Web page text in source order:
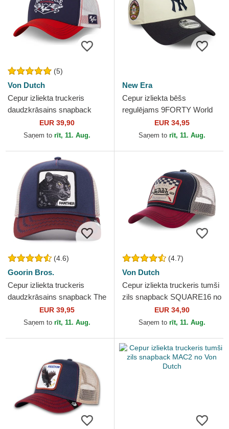
(5)
Von Dutch
Cepur izliekta truckeris
daudzkrāsains snapback
MOTO CT 24 MotoGP no
MotoGP no Von Dutch
EUR 39,90
Saņem to rīt, 11. Aug.
New Era
Cepur izliekta bēšs
regulējams 9FORTY World
Series no New York Yankees
MLB no New Era
EUR 34,95
Saņem to rīt, 11. Aug.
(4.6)
Goorin Bros.
Cepur izliekta truckeris
daudzkrāsains snapback The
Panther The Farm no Goorin
Bros.
EUR 39,95
Saņem to rīt, 11. Aug.
(4.7)
Von Dutch
Cepur izliekta truckeris tumši
zils snapback SQUARE16 no
Von DutchEUR 34,90
Saņem to rīt, 11. Aug.